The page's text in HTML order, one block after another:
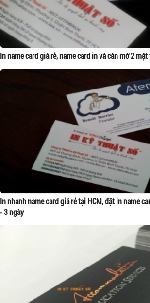
In name card giá rẻ, name card in và cán mờ 2
In nhanh name card giá rẻ tại HCM, đặt in name
- 3 ngày